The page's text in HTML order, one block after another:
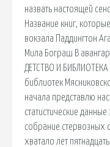
назвать настоящей
Название книг,
вокзала Паддингтон
Мила Бограш В
ДЕТСТВО И
библиотек
начала представлю
статистические
собрание стервозных
хватало лет